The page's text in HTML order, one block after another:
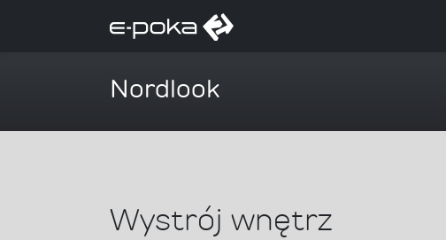
Nordlook
Wystrój wnętrz